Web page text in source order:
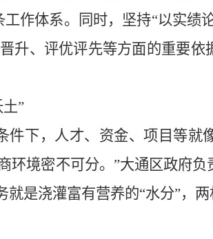
体系。同时，坚持“以实绩
升、评优评先等方面的重要依
”
件下，人才、资金、项目等就
环境密不可分。”大通区政府
是浇灌富有营养的“水分”，